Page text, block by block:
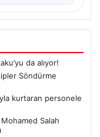
da alıyor!
Söndürme
kurtaran personele
Salah